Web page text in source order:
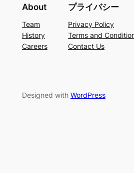
About
Team
History
Careers
プライバシー
Privacy Policy
Terms and
Contact Us
Designed with WordPress